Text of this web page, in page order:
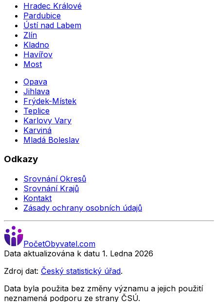
Hradec Králové
Pardubice
Ústí nad Labem
Zlín
Kladno
Havířov
Most
Opava
Jihlava
Frýdek-Místek
Teplice
Karlovy Vary
Karviná
Mladá Boleslav
Odkazy
Srovnání Okresů
Srovnání Krajů
Kontakt
Zásady ochrany osobních údajů
PočetObyvatel.com
Data aktualizována k datu 1. Ledna 2026
Zdroj dat: Český statistický úřad.
Data byla použita bez změny významu a jejich použití
neznamená podporu ze strany ČSÚ.